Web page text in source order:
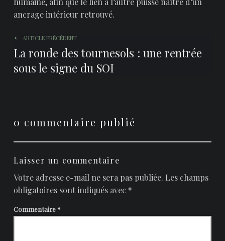
ancrage intérieur retrouvé.
Navigation de l’article
ARTICLE PRÉCÉDENT
La ronde des tournesols : une rentrée
sous le signe du SOI
0 commentaire publié
Laisser un commentaire
Votre adresse e-mail ne sera pas publiée. Les champs
obligatoires sont indiqués avec *
Commentaire *